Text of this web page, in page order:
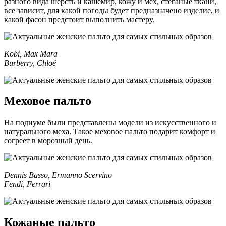
все зависит, для какой погоды будет предназначено изделие, и
какой фасон предстоит выполнить мастеру.
Kobi, Max Mara
Burberry, Chloé
Меховое пальто
На подиуме были представлены модели из искусственного и
натурального меха. Такое меховое пальто подарит комфорт и
согреет в морозный день.
Dennis Basso, Ermanno Scervino
Fendi, Ferrari
Кожаные пальто